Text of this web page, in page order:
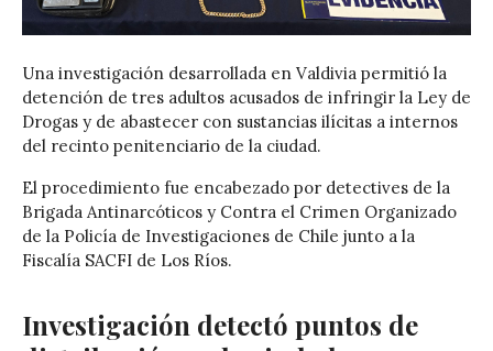
Una investigación desarrollada en Valdivia permitió la
detención de tres adultos acusados de infringir la Ley de
Drogas y de abastecer con sustancias ilícitas a internos
del recinto penitenciario de la ciudad.
El procedimiento fue encabezado por detectives de la
Brigada Antinarcóticos y Contra el Crimen Organizado
de la Policía de Investigaciones de Chile junto a la
Fiscalía SACFI de Los Ríos.
Investigación detectó puntos de